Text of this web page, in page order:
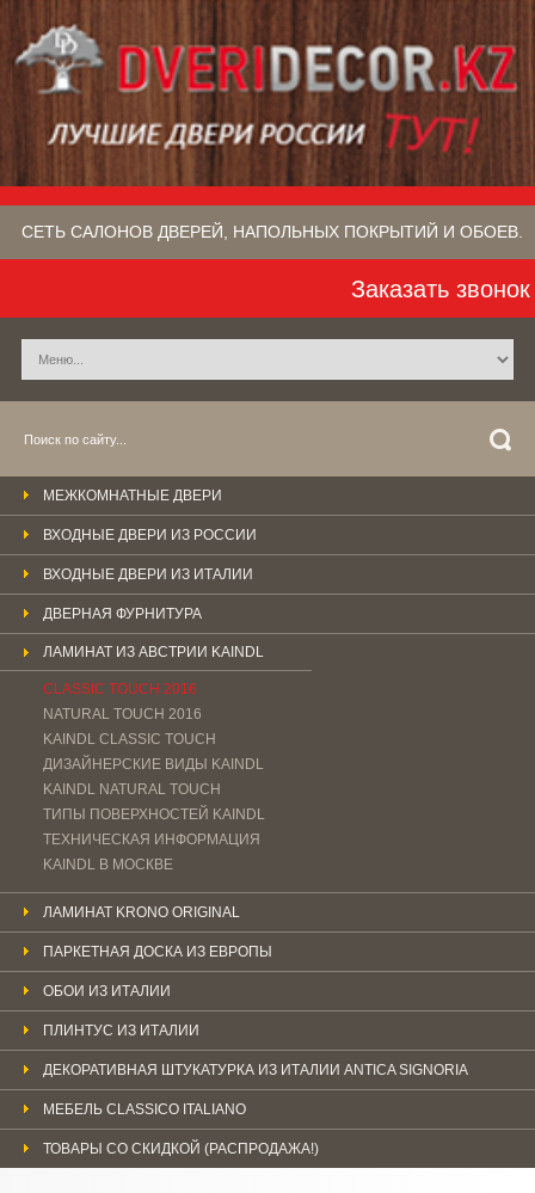
СЕТЬ САЛОНОВ ДВЕРЕЙ, НАПОЛЬНЫХ ПОКРЫТИЙ​ И ОБОЕВ.
Заказать звонок
МЕЖКОМНАТНЫЕ ДВЕРИ
ВХОДНЫЕ ДВЕРИ ИЗ РОССИИ
ВХОДНЫЕ ДВЕРИ ИЗ ИТАЛИИ
ДВЕРНАЯ ФУРНИТУРА
ЛАМИНАТ ИЗ АВСТРИИ KAINDL
CLASSIC TOUCH 2016
NATURAL TOUCH 2016
KAINDL CLASSIС TOUCH
ДИЗАЙНЕРСКИЕ ВИДЫ KAINDL
KAINDL NATURAL TOUCH
ТИПЫ ПОВЕРХНОСТЕЙ KAINDL
ТЕХНИЧЕСКАЯ ИНФОРМАЦИЯ
KAINDL В МОСКВЕ
ЛАМИНАТ KRONO ORIGINAL
ПАРКЕТНАЯ ДОСКА ИЗ ЕВРОПЫ
ОБОИ ИЗ ИТАЛИИ
ПЛИНТУС ИЗ ИТАЛИИ
ДЕКОРАТИВНАЯ ШТУКАТУРКА ИЗ ИТАЛИИ ANTICA SIGNORIA
МЕБЕЛЬ CLASSICO ITALIANO
ТОВАРЫ СО СКИДКОЙ (РАСПРОДАЖА!)